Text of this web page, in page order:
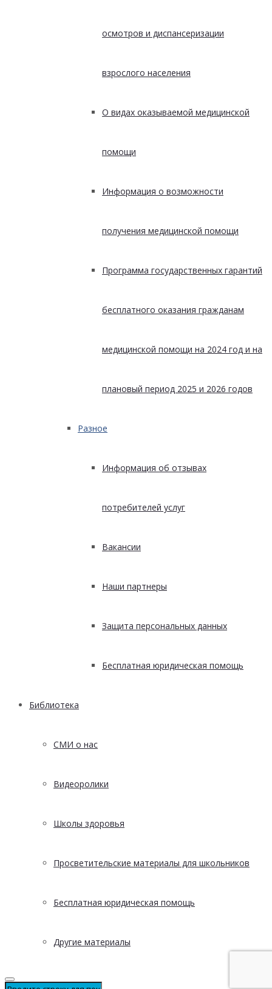
осмотров и диспансеризации
взрослого населения
О видах оказываемой медицинской
помощи
Информация о возможности
получения медицинской помощи
Программа государственных гарантий
бесплатного оказания гражданам
медицинской помощи на 2024 год и на
плановый период 2025 и 2026 годов
Разное
Информация об отзывах
потребителей услуг
Вакансии
Наши партнеры
Защита персональных данных
Бесплатная юридическая помощь
Библиотека
СМИ о нас
Видеоролики
Школы здоровья
Просветительские материалы для школьников
Бесплатная юридическая помощь
Другие материалы